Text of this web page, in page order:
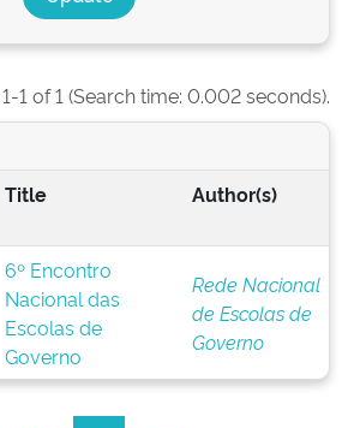
1 of 1 (Search time: 0.002 seconds).
Title Author(s)
6º Encontro
Nacional das
Escolas de
Governo
Rede Nacional
de Escolas de
Governo